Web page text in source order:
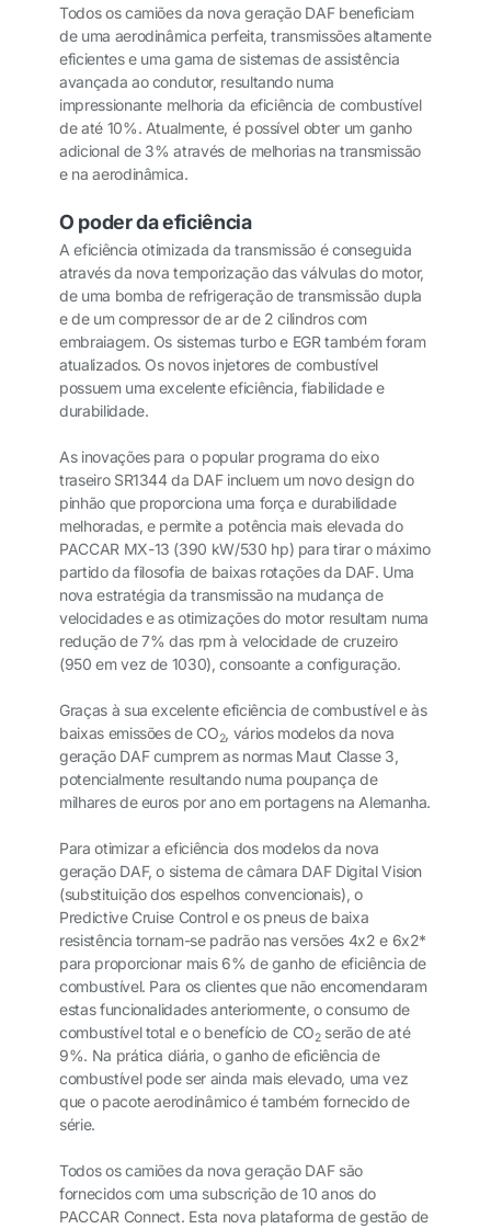
Todos os camiões da nova geração DAF beneficiam
de uma aerodinâmica perfeita, transmissões altamente
eficientes e uma gama de sistemas de assistência
avançada ao condutor, resultando numa
impressionante melhoria da eficiência de combustível
de até 10%. Atualmente, é possível obter um ganho
adicional de 3% através de melhorias na transmissão
e na aerodinâmica.
O poder da eficiência
A eficiência otimizada da transmissão é conseguida
através da nova temporização das válvulas do motor,
de uma bomba de refrigeração de transmissão dupla
e de um compressor de ar de 2 cilindros com
embraiagem. Os sistemas turbo e EGR também foram
atualizados. Os novos injetores de combustível
possuem uma excelente eficiência, fiabilidade e
durabilidade.
As inovações para o popular programa do eixo
traseiro SR1344 da DAF incluem um novo design do
pinhão que proporciona uma força e durabilidade
melhoradas, e permite a potência mais elevada do
PACCAR MX-13 (390 kW/530 hp) para tirar o máximo
partido da filosofia de baixas rotações da DAF. Uma
nova estratégia da transmissão na mudança de
velocidades e as otimizações do motor resultam numa
redução de 7% das rpm à velocidade de cruzeiro
(950 em vez de 1030), consoante a configuração.
Graças à sua excelente eficiência de combustível e às
baixas emissões de CO2, vários modelos da nova
geração DAF cumprem as normas Maut Classe 3,
potencialmente resultando numa poupança de
milhares de euros por ano em portagens na Alemanha.
Para otimizar a eficiência dos modelos da nova
geração DAF, o sistema de câmara DAF Digital Vision
(substituição dos espelhos convencionais), o
Predictive Cruise Control e os pneus de baixa
resistência tornam-se padrão nas versões 4x2 e 6x2*
para proporcionar mais 6% de ganho de eficiência de
combustível. Para os clientes que não encomendaram
estas funcionalidades anteriormente, o consumo de
combustível total e o benefício de CO2serão de até
9%. Na prática diária, o ganho de eficiência de
combustível pode ser ainda mais elevado, uma vez
que o pacote aerodinâmico é também fornecido de
série.
Todos os camiões da nova geração DAF são
fornecidos com uma subscrição de 10 anos do
PACCAR Connect. Esta nova plataforma de gestão de